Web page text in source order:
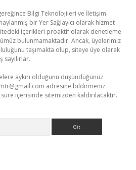
Bilgi Teknolojileri ve İletişim
bir Yer Sağlayıcı olarak hizmet
içerikleri proaktif olarak denetleme
bulunmamaktadır. Ancak, üyelerimiz
taşımakta olup, siteye üye olarak
aykırı olduğunu düşündüğünüz
adresine bildirmeniz
içerisinde sitemizden kaldırılacaktır.